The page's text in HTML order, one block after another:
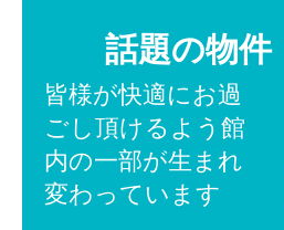
話題の物件
皆様が快適にお過
ごし頂けるよう館
内の一部が生まれ
変わっています